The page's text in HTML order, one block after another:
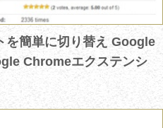
を簡単に切り替え Google
Chromeエクステンシ